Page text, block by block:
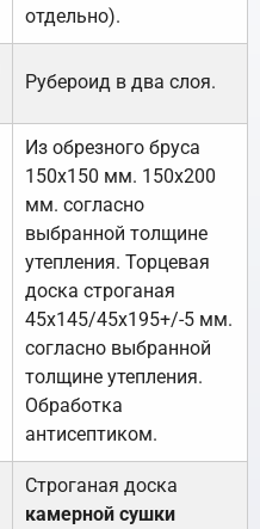
отдельно).
Рубероид в два слоя.
Из обрезного бруса
150х150 мм. 150х200
мм. согласно
выбранной толщине
утепления. Торцевая
доска строганая
45х145/45х195+/-5 мм.
согласно выбранной
толщине утепления.
Обработка
антисептиком.
Строганая доска
камерной сушки